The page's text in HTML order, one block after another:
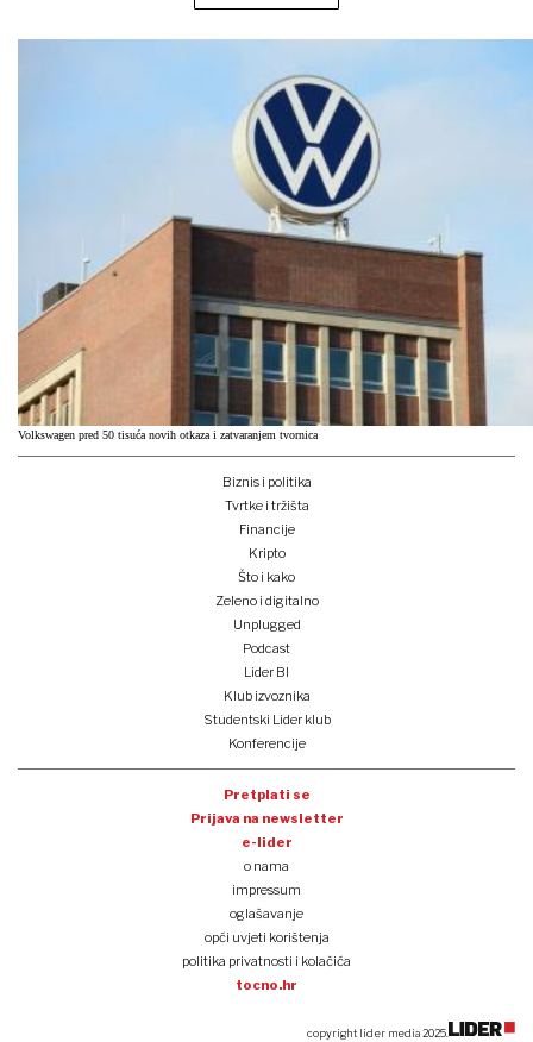
Volkswagen pred 50 tisuća novih otkaza i zatvaranjem tvornica
Biznis i politika
Tvrtke i tržišta
Financije
Kripto
Što i kako
Zeleno i digitalno
Unplugged
Podcast
Lider BI
Klub izvoznika
Studentski Lider klub
Konferencije
Pretplati se
Prijava na newsletter
e-lider
o nama
impressum
oglašavanje
opći uvjeti korištenja
politika privatnosti i kolačića
tocno.hr
copyright lider media 2025.